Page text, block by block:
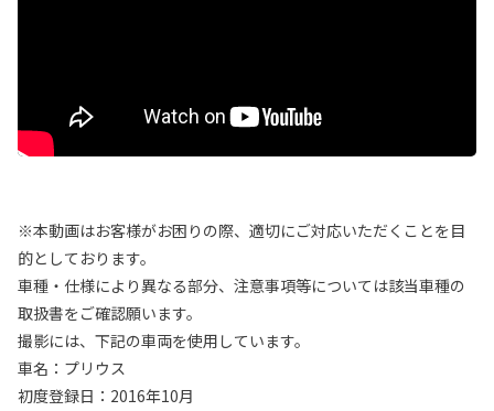
※本動画はお客様がお困りの際、適切にご対応いただくことを目
的としております。
車種・仕様により異なる部分、注意事項等については該当車種の
取扱書をご確認願います。
撮影には、下記の車両を使用しています。
車名：プリウス
初度登録日：2016年10月